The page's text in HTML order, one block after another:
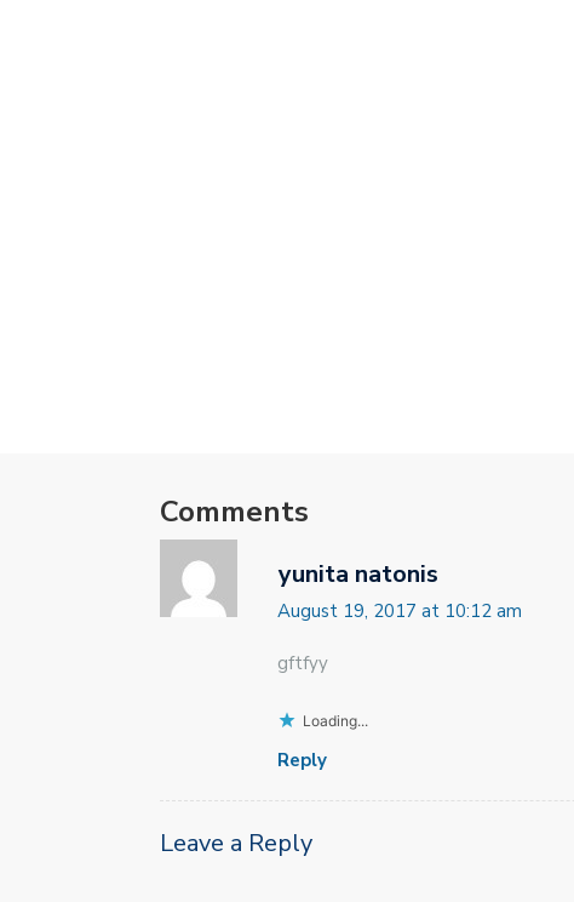
Comments
yunita natonis
August 19, 2017 at 10:12 am
gftfyy
Loading...
Reply
Leave a Reply